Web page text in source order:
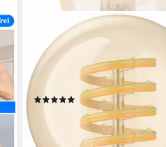
PHILIPS HUE
LED-Filament White Ambiance
Standard 550lm, E27, 1 St.,
Farbwechsler
Produktdatenblatt
(1)
lieferbar - in 1-2 Werktagen bei dir